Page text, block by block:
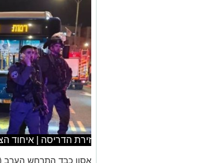
זירת הדריסה | איחוד
אסון כבד התרחש הערב